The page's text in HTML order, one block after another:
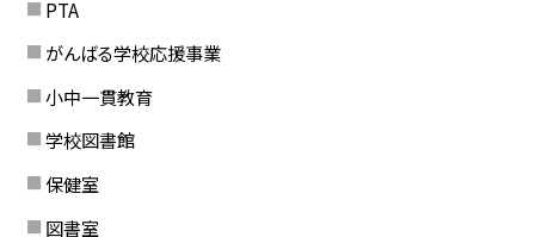
PTA
がんばる学校応援事業
小中一貫教育
学校図書館
保健室
図書室